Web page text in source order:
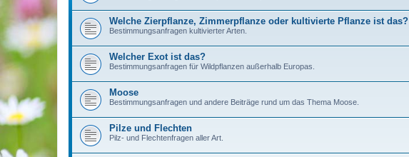
Welche Zierpflanze, Zimmerpflanze oder kultivierte Pflanze ist das?
Bestimmungsanfragen kultivierter Arten.
Welcher Exot ist das?
Bestimmungsanfragen für Wildpflanzen außerhalb Europas.
Moose
Bestimmungsanfragen und andere Beiträge rund um das Thema Moose.
Pilze und Flechten
Pilz- und Flechtenfragen aller Art.